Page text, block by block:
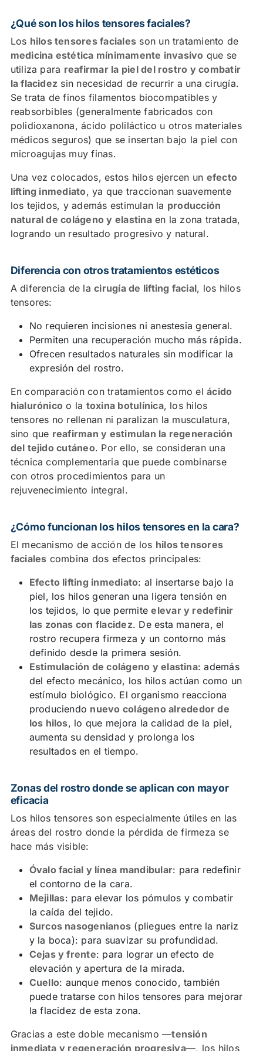
¿Cómo funcionan los hilos tensores en la cara?
Zonas del rostro donde se aplican con mayor
eficacia
Tipos de hilos tensores faciales
Beneficios de los hilos tensores faciales
¿Quién es un buen candidato para este
tratamiento?
Cómo se realiza el tratamiento con hilos tensores
Resultados y duración de los hilos tensores
Efectos secundarios y seguridad del tratamiento
faciales
¿Qué son los hilos tensores faciales?
Los hilos tensores faciales son un tratamiento de
medicina estética mínimamente invasivo que se
utiliza para reafirmar la piel del rostro y combatir
la flacidez sin necesidad de recurrir a una cirugía.
Se trata de finos filamentos biocompatibles y
reabsorbibles (generalmente fabricados con
polidioxanona, ácido poliláctico u otros materiales
médicos seguros) que se insertan bajo la piel con
microagujas muy finas.
Una vez colocados, estos hilos ejercen un efecto
lifting inmediato, ya que traccionan suavemente
los tejidos, y además estimulan la producción
natural de colágeno y elastinaen la zona tratada,
logrando un resultado progresivo y natural.
Diferencia con otros tratamientos estéticos
A diferencia de lacirugía de lifting facial, los hilos
tensores:
No requieren incisiones ni anestesia general.
Permiten una recuperación mucho más rápida.
Ofrecen resultados naturales sin modificar la
expresión del rostro.
En comparación con tratamientos como elácido
hialurónico o la toxina botulínica, los hilos
tensores no rellenan ni paralizan la musculatura,
sino que reafirman y estimulan la regeneración
del tejido cutáneo. Por ello, se consideran una
técnica complementaria que puede combinarse
con otros procedimientos para un
rejuvenecimiento integral.
¿Cómo funcionan los hilos tensores en la cara?
El mecanismo de acción de los hilos tensores
faciales combina dos efectos principales:
Efecto lifting inmediato: al insertarse bajo la
piel, los hilos generan una ligera tensión en
los tejidos, lo que permiteelevar y redefinir
las zonas con flacidez. De esta manera, el
rostro recupera firmeza y un contorno más
definido desde la primera sesión.
Estimulación de colágeno y elastina: además
del efecto mecánico, los hilos actúan como un
estímulo biológico. El organismo reacciona
produciendo nuevo colágeno alrededor de
los hilos, lo que mejora la calidad de la piel,
aumenta su densidad y prolonga los
resultados en el tiempo.
Zonas del rostro donde se aplican con mayor
eficacia
Los hilos tensores son especialmente útiles en las
áreas del rostro donde la pérdida de firmeza se
hace más visible:
Óvalo facial y línea mandibular: para redefinir
el contorno de la cara.
Mejillas: para elevar los pómulos y combatir
la caída del tejido.
Surcos nasogenianos (pliegues entre la nariz
y la boca): para suavizar su profundidad.
Cejas y frente: para lograr un efecto de
elevación y apertura de la mirada.
Cuello: aunque menos conocido, también
puede tratarse con hilos tensores para mejorar
la flacidez de esta zona.
Gracias a este doble mecanismo —tensión
inmediata y regeneración progresiva—, los hilos